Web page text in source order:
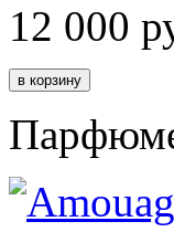
12 000